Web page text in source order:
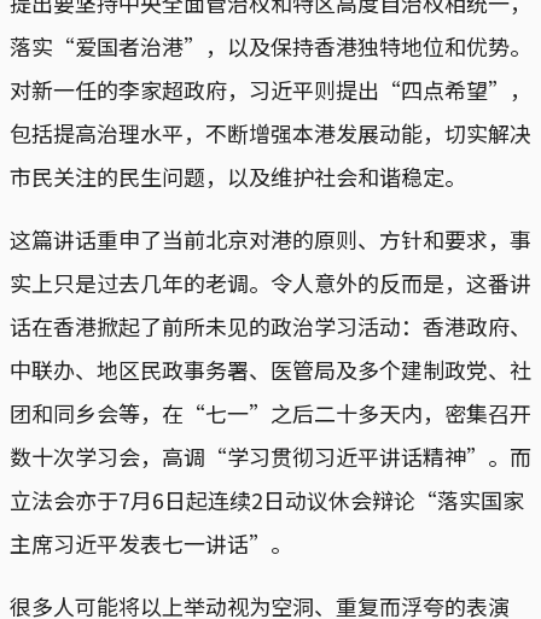
落实“爱国者治港”，以及保持香港独特地位和优势。
对新一任的李家超政府，习近平则提出“四点希望”，
包括提高治理水平，不断增强本港发展动能，切实解决
市民关注的民生问题，以及维护社会和谐稳定。
这篇讲话重申了当前北京对港的原则、方针和要求，事
实上只是过去几年的老调。令人意外的反而是，这番讲
话在香港掀起了前所未见的政治学习活动：香港政府、
中联办、地区民政事务署、医管局及多个建制政党、社
团和同乡会等，在“七一”之后二十多天内，密集召开
数十次学习会，高调“学习贯彻习近平讲话精神”。而
立法会亦于7月6日起连续2日动议休会辩论“落实国家
主席习近平发表七一讲话”。
很多人可能将以上举动视为空洞、重复而浮夸的表演